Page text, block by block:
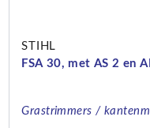
STIHL
FSA 30, met AS 2 en
Grastrimmers /